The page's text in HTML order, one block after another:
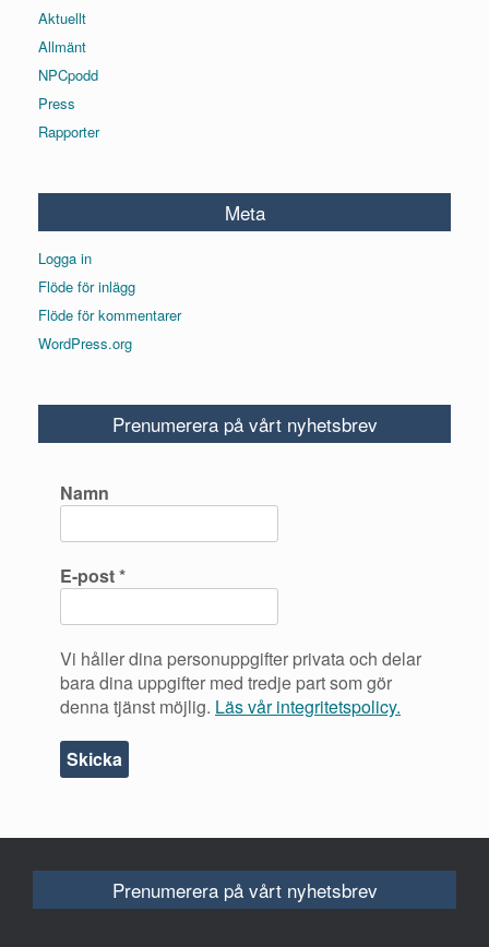
Aktuellt
Allmänt
NPCpodd
Press
Rapporter
Meta
Logga in
Flöde för inlägg
Flöde för kommentarer
WordPress.org
Prenumerera på vårt nyhetsbrev
Namn
E-post*
Vi håller dina personuppgifter privata och delar
bara dina uppgifter med tredje part som gör
denna tjänst möjlig. Läs vår integritetspolicy.
Prenumerera på vårt nyhetsbrev